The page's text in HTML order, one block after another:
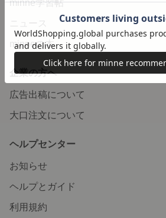
minne学習帖
ニュース
minneの本
企業の方へ
広告出稿について
大口注文について
ヘルプセンター
お知らせ
ヘルプとガイド
利用規約